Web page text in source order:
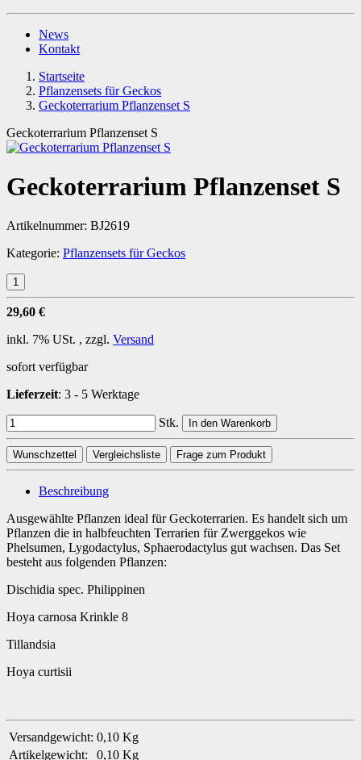
News
Kontakt
Startseite
Pflanzensets für Geckos
Geckoterrarium Pflanzenset S
Geckoterrarium Pflanzenset S
Geckoterrarium Pflanzenset S
Artikelnummer: BJ2619
Kategorie: Pflanzensets für Geckos
29,60 €
inkl. 7% USt. , zzgl. Versand
sofort verfügbar
Lieferzeit: 3 - 5 Werktage
Stk. In den Warenkorb
Wunschzettel Vergleichsliste Frage zum Produkt
Beschreibung
Ausgewählte Pflanzen ideal für Geckoterrarien. Es handelt sich um
Pflanzen die in halbfeuchten Terrarien für Zwerggekos wie
Phelsumen, Lygodactylus, Sphaerodactylus gut wachsen. Das Set
besteht aus folgenden Pflanzen:
Dischidia spec. Philippinen
Hoya carnosa Krinkle 8
Tillandsia
Hoya curtisii
Versandgewicht: 0,10 Kg
Artikelgewicht:
0,10 Kg